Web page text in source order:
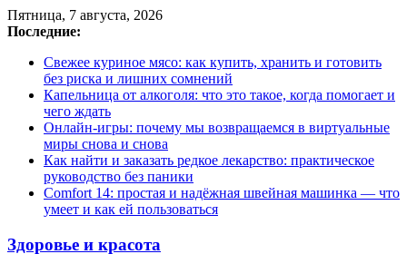
Пятница, 7 августа, 2026
Последние:
Свежее куриное мясо: как купить, хранить и готовить
без риска и лишних сомнений
Капельница от алкоголя: что это такое, когда помогает и
чего ждать
Онлайн-игры: почему мы возвращаемся в виртуальные
миры снова и снова
Как найти и заказать редкое лекарство: практическое
руководство без паники
Comfort 14: простая и надёжная швейная машинка — что
умеет и как ей пользоваться
Здоровье и красота